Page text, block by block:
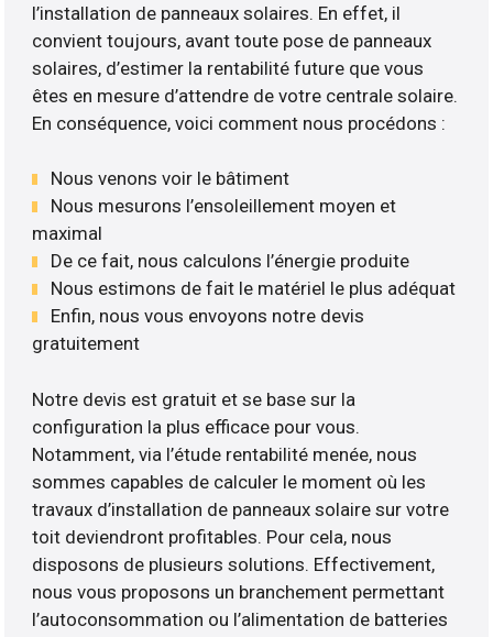
l’installation de panneaux solaires. En effet, il
convient toujours, avant toute pose de panneaux
solaires, d’estimer la rentabilité future que vous
êtes en mesure d’attendre de votre centrale solaire.
En conséquence, voici comment nous procédons :
Nous venons voir le bâtiment
Nous mesurons l’ensoleillement moyen et
maximal
De ce fait, nous calculons l’énergie produite
Nous estimons de fait le matériel le plus adéquat
Enfin, nous vous envoyons notre devis
gratuitement
Notre devis est gratuit et se base sur la
configuration la plus efficace pour vous.
Notamment, via l’étude rentabilité menée, nous
sommes capables de calculer le moment où les
travaux d’installation de panneaux solaire sur votre
toit deviendront profitables. Pour cela, nous
disposons de plusieurs solutions. Effectivement,
nous vous proposons un branchement permettant
l’autoconsommation ou l’alimentation de batteries